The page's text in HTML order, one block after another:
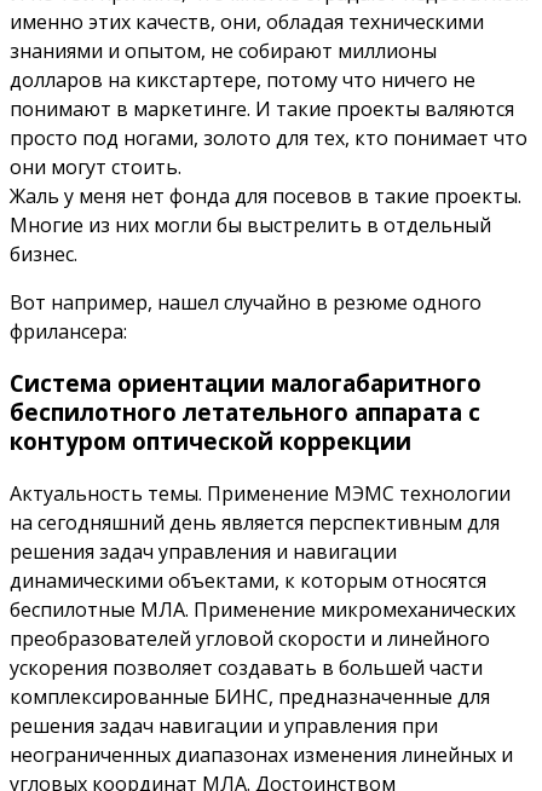
именно этих качеств, они, обладая техническими
знаниями и опытом, не собирают миллионы
долларов на кикстартере, потому что ничего не
понимают в маркетинге. И такие проекты валяются
просто под ногами, золото для тех, кто понимает что
они могут стоить.
Жаль у меня нет фонда для посевов в такие проекты.
Многие из них могли бы выстрелить в отдельный
бизнес.
Вот например, нашел случайно в резюме одного
фрилансера:
Система ориентации малогабаритного
беспилотного летательного аппарата с
контуром оптической коррекции
Актуальность темы. Применение МЭМС технологии
на сегодняшний день является перспективным для
решения задач управления и навигации
динамическими объектами, к которым относятся
беспилотные МЛА. Применение микромеханических
преобразователей угловой скорости и линейного
ускорения позволяет создавать в большей части
комплексированные БИНС, предназначенные для
решения задач навигации и управления при
неограниченных диапазонах изменения линейных и
угловых координат МЛА. Достоинством